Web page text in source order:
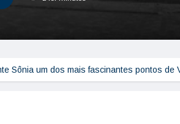
Sônia um dos mais fascinantes pontos de